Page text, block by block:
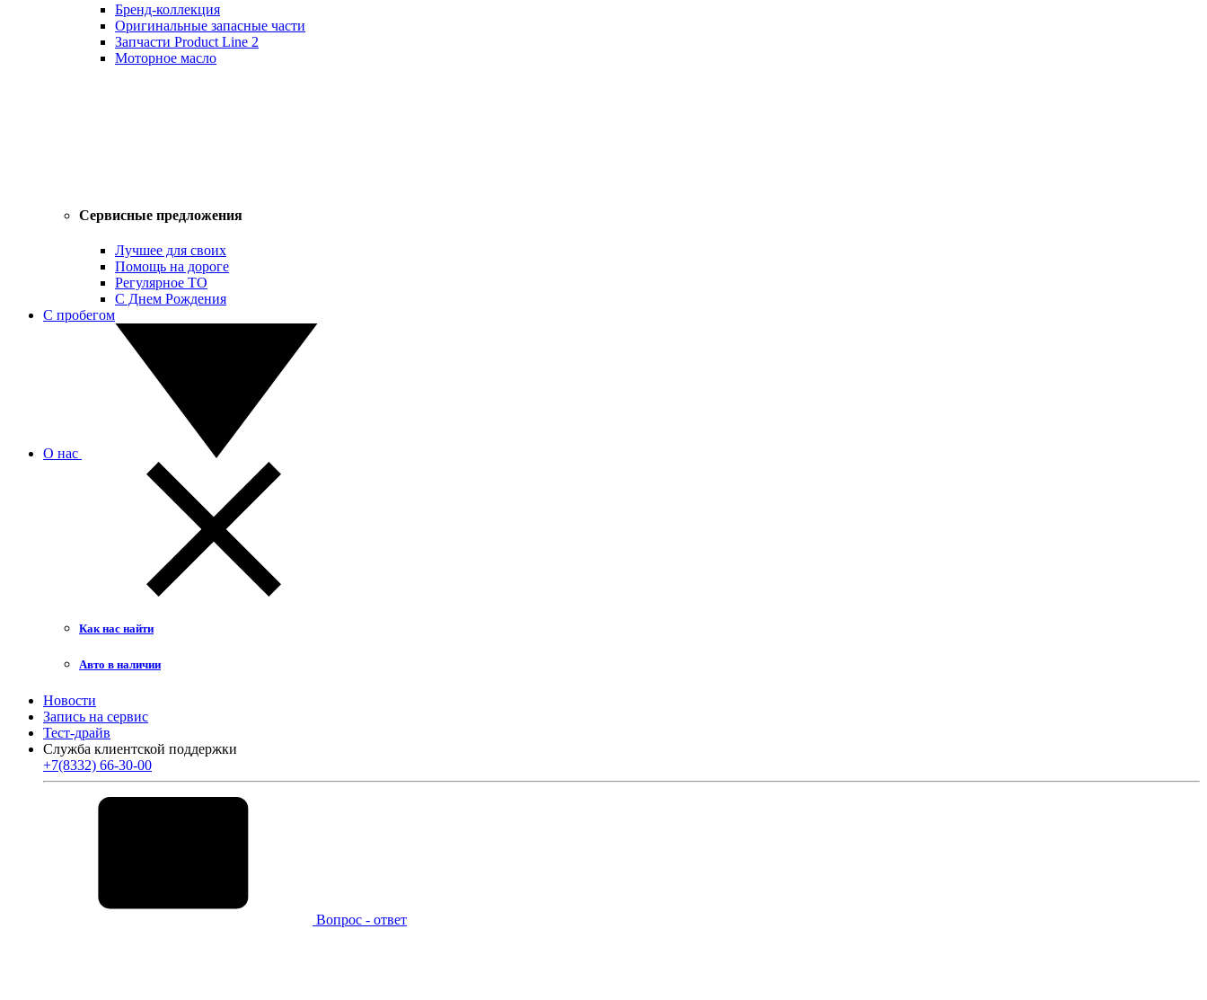
Бренд-коллекция
Оригинальные запасные части
Запчасти Product Line 2
Моторное масло
Сервисные предложения
Лучшее для своих
Помощь на дороге
Регулярное ТО
С Днем Рождения
С пробегом
О нас
Как нас найти
Авто в наличии
Новости
Запись на сервис
Тест-драйв
Служба клиентской поддержки
+7(8332) 66-30-00
Вопрос - ответ